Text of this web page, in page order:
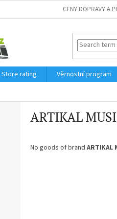
CENY DOPRAVY A
Store rating Věrnostní program
ARTIKAL
No goods of brand ARTIKAL